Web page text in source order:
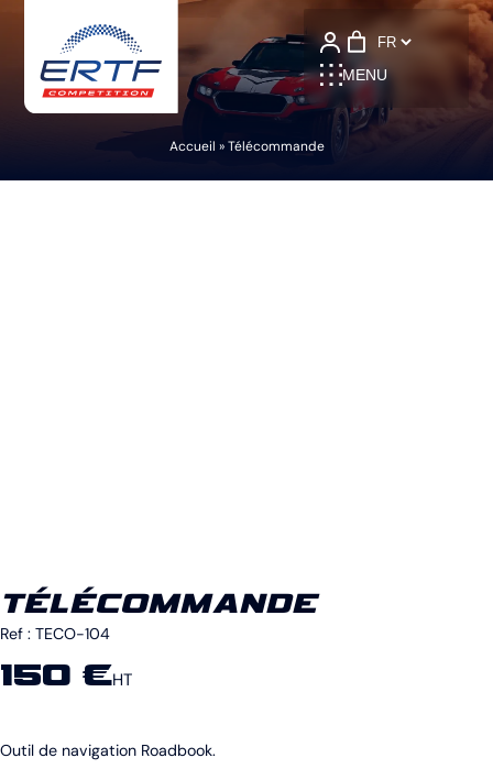
MENU
Language
Accueil »Télécommande
TÉLÉCOMMANDE
Ref : TECO-104
150 €HT
Outil de navigation Roadbook.